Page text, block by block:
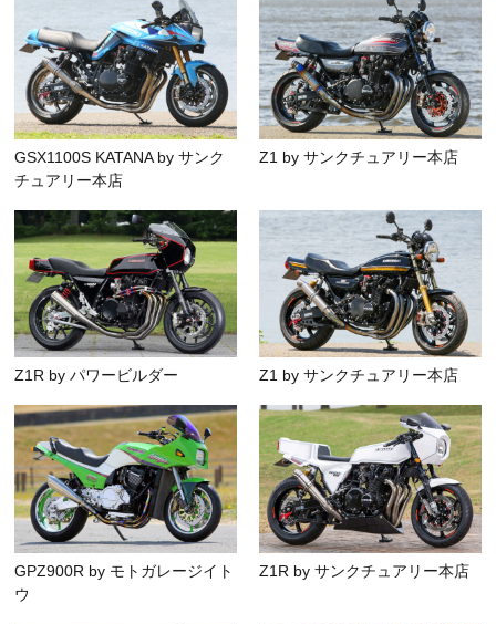
GSX1100S KATANA by サンク
チュアリー本店
Z1 by サンクチュアリー本店
Z1R by パワービルダー Z1 by サンクチュアリー本店
GPZ900R by モトガレージイト
ウ
Z1R by サンクチュアリー本店